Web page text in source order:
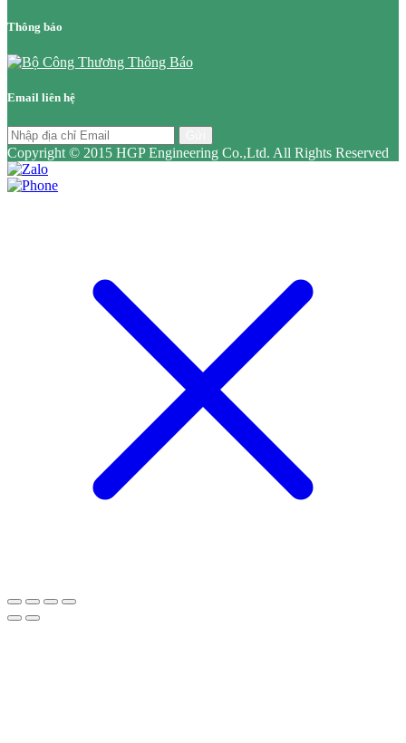
Thông báo
Email liên hệ
Copyright © 2015 HGP Engineering Co.,Ltd. All Rights Reserved